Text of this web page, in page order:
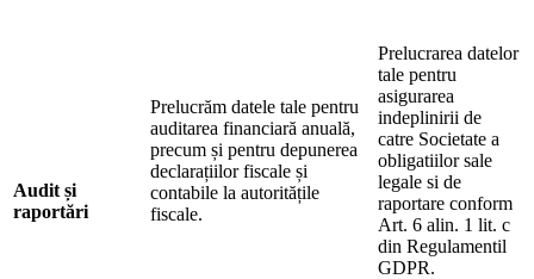
Audit și
raportări
Prelucrăm datele tale pentru
auditarea financiară anuală,
precum și pentru depunerea
declarațiilor fiscale și
contabile la autoritățile
fiscale.
Prelucrarea datelor
tale pentru
asigurarea
indeplinirii de
catre Societate a
obligatiilor sale
legale si de
raportare conform
Art. 6 alin. 1 lit. c
din Regulamentil
GDPR.